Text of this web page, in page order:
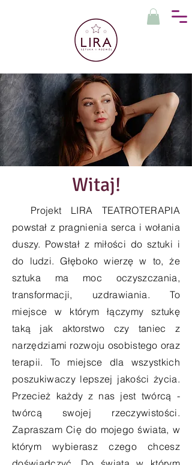
Witaj!
Projekt LIRA TEATROTERAPIA
powstał z pragnienia serca i wołania
duszy. Powstał z miłości do sztuki i
do ludzi. Głęboko wierzę w to, że
sztuka ma moc oczyszczania,
transformacji, uzdrawiania. To
miejsce w którym łączymy sztukę
taką jak aktorstwo czy taniec z
narzędziami rozwoju osobistego oraz
terapii. To miejsce dla wszystkich
poszukiwaczy lepszej jakości życia.
Przecież każdy z nas jest twórcą -
twórcą swojej rzeczywistości.
Zapraszam Cię do mojego świata, w
którym wybierasz czego chcesz